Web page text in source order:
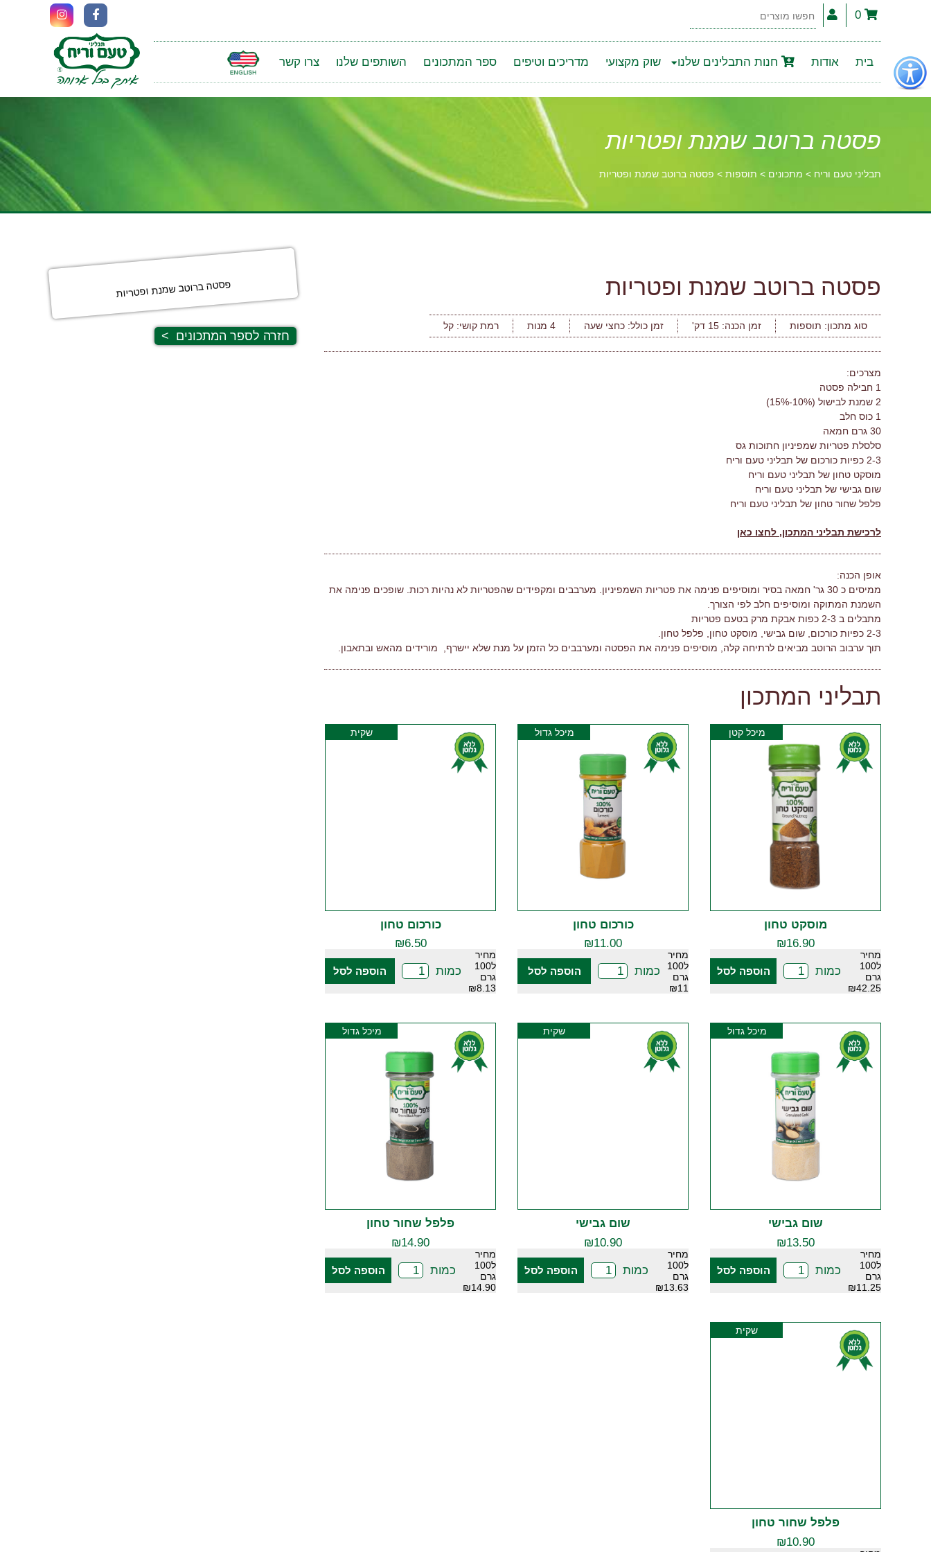
כפתור
לפתיחת
תפריט
נגישות
0 חפשו
בית אודות חנות התבלינים שלנו שוק מקצועי מדריכים וטיפים ספר המתכונים השותפים שלנו צרו קשר
פסטה ברוטב שמנת ופטריות
תבליני טעם וריח > מתכונים > תוספות > פסטה ברוטב שמנת ופטריות
פסטה ברוטב שמנת ופטריות
סוג מתכון: תוספות זמן הכנה: 15 דק' זמן כולל: כחצי שעה 4 מנות רמת קושי: קל
מצרכים:
1 חבילה פסטה
2 שמנת לבישול (10%-15%)
1 כוס חלב
30 גרם חמאה
סלסלת פטריות שמפיניון חתוכות גס
2-3 כפיות כורכום של תבליני טעם וריח
מוסקט טחון של תבליני טעם וריח
שום גבישי של תבליני טעם וריח
פלפל שחור טחון של תבליני טעם וריח
לרכישת תבליני המתכון, לחצו כאן
אופן הכנה:
ממיסים כ 30 גר' חמאה בסיר ומוסיפים פנימה את פטריות השמפיניון. מערבבים ומקפידים שהפטריות לא נהיות רכות. שופכים פנימה את
השמנת המתוקה ומוסיפים חלב לפי הצורך.
מתבלים ב 2-3 כפות אבקת מרק בטעם פטריות
2-3 כפיות כורכום, שום גבישי, מוסקט טחון, פלפל טחון.
תוך ערבוב הרוטב מביאים לרתיחה קלה, מוסיפים פנימה את הפסטה ומערבבים כל הזמן על מנת שלא יישרף, מורידים מהאש ובתאבון.
תבליני המתכון
מיכל קטן
מוסקט טחון
₪16.90
מחיר
ל100
גרם
₪42.25
כמות הוספה לסל
מיכל גדול
כורכום טחון
₪11.00
מחיר
ל100
גרם
₪11
כמות הוספה לסל
שקית
כורכום טחון
₪6.50
מחיר
ל100
גרם
₪8.13
כמות הוספה לסל
מיכל גדול
שום גבישי
₪13.50
מחיר
ל100
גרם
₪11.25
כמות הוספה לסל
שקית
שום גבישי
₪10.90
מחיר
ל100
גרם
₪13.63
כמות הוספה לסל
מיכל גדול
פלפל שחור טחון
₪14.90
מחיר
ל100
גרם
₪14.90
כמות הוספה לסל
שקית
פלפל שחור טחון
₪10.90
פסטה ברוטב שמנת ופטריות
חזרה לספר המתכונים >